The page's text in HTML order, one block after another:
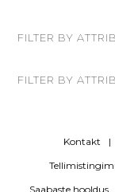
FILTER BY
FILTER BY
Kontakt
Saabaste hooldus